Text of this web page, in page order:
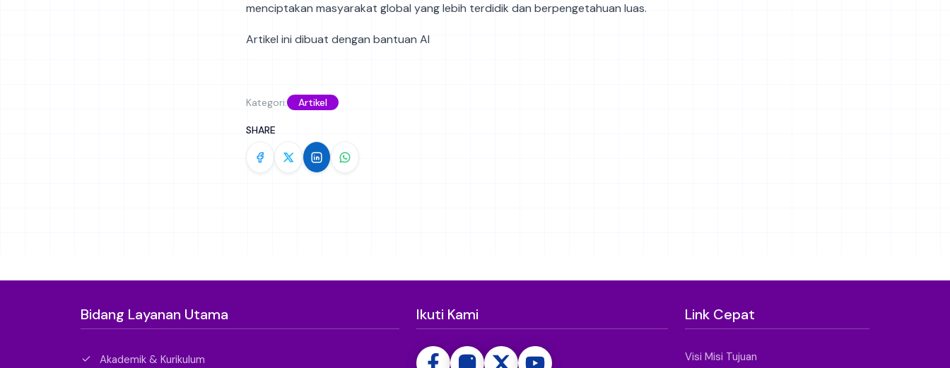
menciptakan masyarakat global yang lebih terdidik dan berpengetahuan luas.
Artikel ini dibuat dengan bantuan AI
Kategori: Artikel
SHARE
Bidang Layanan Utama
Akademik & Kurikulum
Ikuti Kami Link Cepat
Visi Misi Tujuan